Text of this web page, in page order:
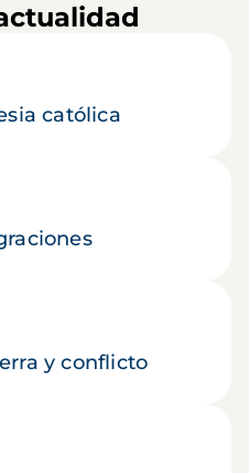
católica
y conflicto